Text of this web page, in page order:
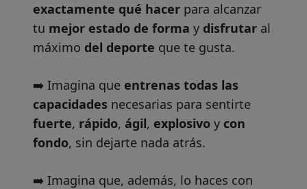
exactamente qué hacer para alcanzar
tu mejor estado de forma y disfrutar al
máximo del deporte que te gusta.
➡️ Imagina que entrenas todas las
capacidades necesarias para sentirte
fuerte, rápido, ágil, explosivo y con
fondo, sin dejarte nada atrás.
➡️ Imagina que, además, lo haces con